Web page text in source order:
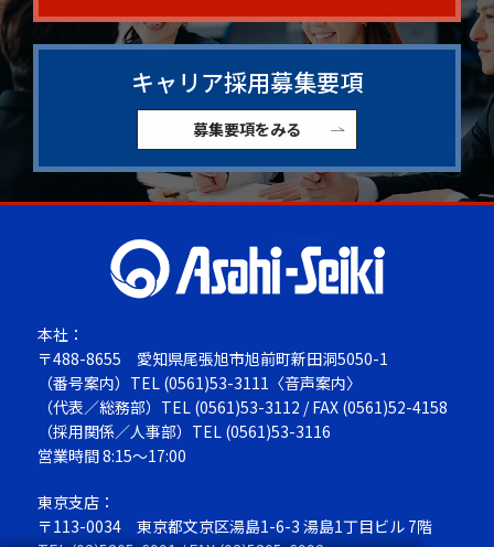
キャリア採用募集要項
募集要項をみる
本社：
〒488-8655 愛知県尾張旭市旭前町新田洞5050-1
（番号案内）TEL (0561)53-3111 〈音声案内〉
（代表／総務部）TEL (0561)53-3112 / FAX (0561)52-4158
（採用関係／人事部）TEL (0561)53-3116
営業時間 8:15～17:00
東京支店：
〒113-0034 東京都文京区湯島1-6-3 湯島1丁目ビル 7階